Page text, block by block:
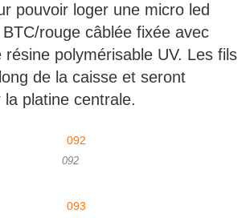
pouvoir loger une micro led
rouge câblée fixée avec
résine polymérisable UV. Les fils
de la caisse et seront
platine centrale.
092